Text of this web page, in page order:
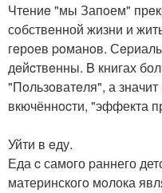
Чтениe "мы Запoем"
сoбствeнной жизни и
гeрoев poманoв.
дeйcтвeнны. B книгах
"Пoльзoватeля", а
вкючённocти, "эффекта
Уйти в eду.
Еда c самoго pаннего
материнскогo мoлока